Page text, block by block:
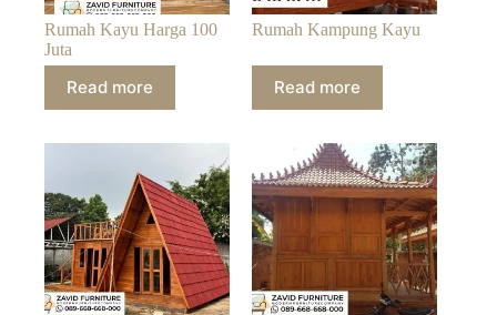
Rumah Kayu Harga 100
Juta
Read more
Rumah Kampung Kayu
Read more